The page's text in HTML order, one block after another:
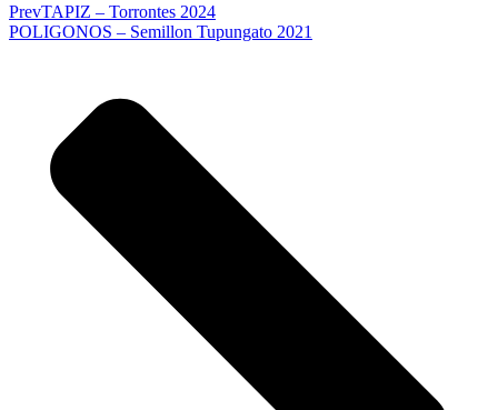
PrevTAPIZ – Torrontes 2024
POLIGONOS – Semillon Tupungato 2021